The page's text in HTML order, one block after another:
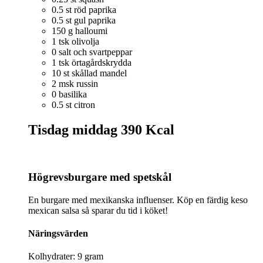
0.5 st röd paprika
0.5 st gul paprika
150 g halloumi
1 tsk olivolja
0 salt och svartpeppar
1 tsk örtagårdskrydda
10 st skållad mandel
2 msk russin
0 basilika
0.5 st citron
Tisdag middag 390 Kcal
Högrevsburgare med spetskål
En burgare med mexikanska influenser. Köp en färdig keso
mexican salsa så sparar du tid i köket!
Näringsvärden
Kolhydrater: 9 gram